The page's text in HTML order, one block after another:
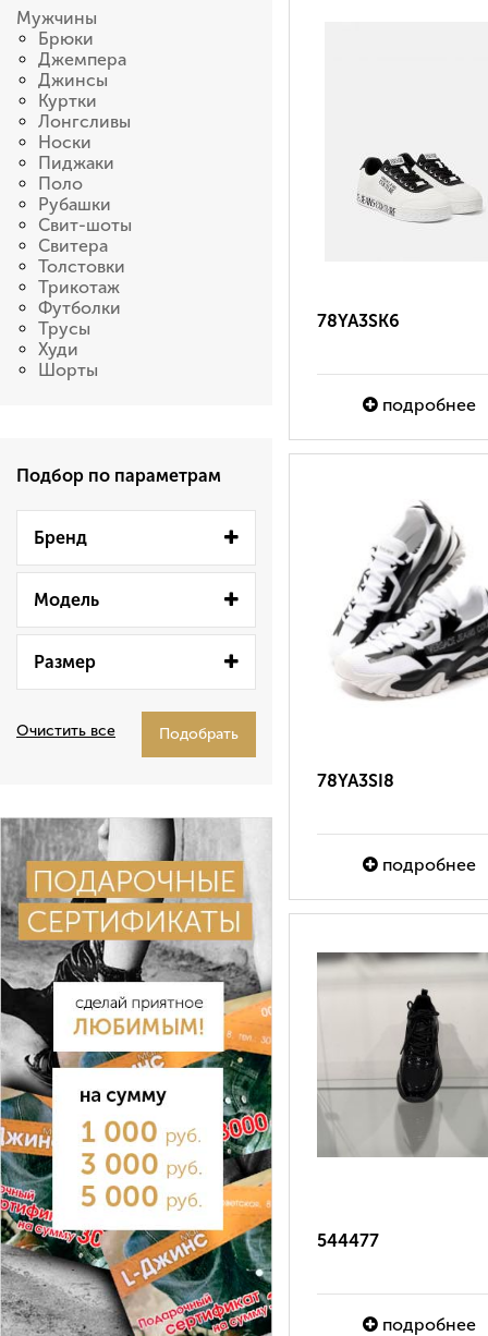
Мужчины
Брюки
Джемпера
Джинсы
Куртки
Лонгсливы
Носки
Пиджаки
Поло
Рубашки
Свит-шоты
Свитера
Толстовки
Трикотаж
Футболки
Трусы
Худи
Шорты
Подбор по параметрам
Бренд
Модель
Размер
Очистить все Подобрать
78YA3SK6
подробнее
78YA3SI8
подробнее
544477
подробнее